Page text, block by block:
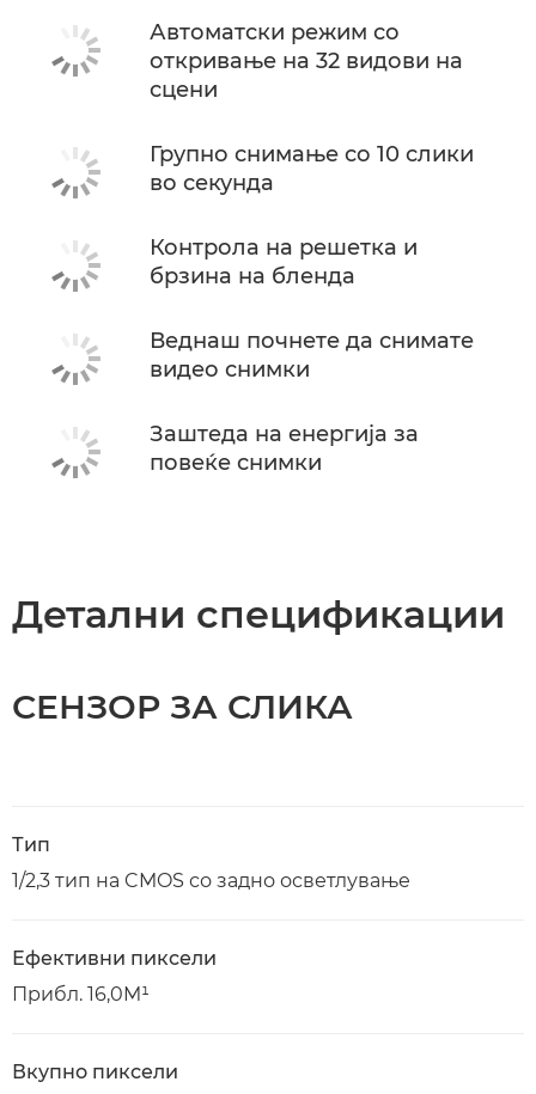
Автоматски режим со
откривање на 32 видови на
сцени
Групно снимање со 10 слики
во секунда
Контрола на решетка и
брзина на бленда
Веднаш почнете да снимате
видео снимки
Заштеда на енергија за
повеќе снимки
Детални спецификации
СЕНЗОР ЗА СЛИКА
Тип
1/2,3 тип на CMOS со задно осветлување
Ефективни пиксели
Прибл. 16,0M¹
Вкупно пиксели